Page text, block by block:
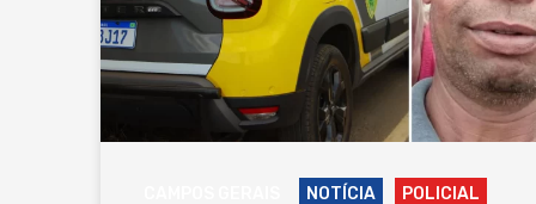
NOTÍCIA POLICIAL